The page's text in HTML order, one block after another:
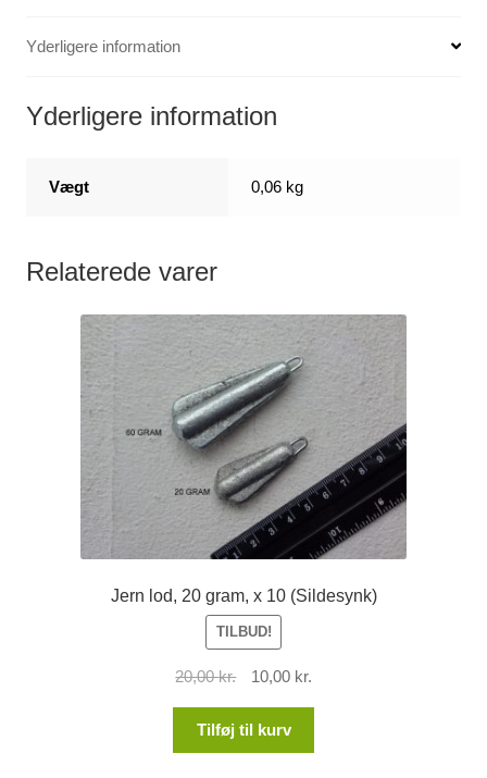
stk.
Yderligere information
Yderligere information
Vægt 0,06 kg
Relaterede varer
Jern lod, 20 gram, x 10 (Sildesynk)
TILBUD!
20,00kr.
Den
pris
var:
10,00 kr.
er:
Tilføj til kurv